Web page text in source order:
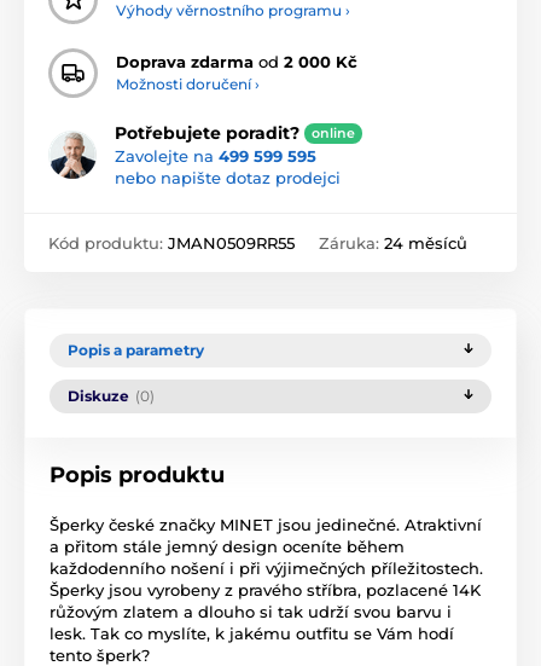
Výhody věrnostního programu ›
Doprava zdarma od 2 000 Kč
Možnosti doručení ›
Potřebujete poradit? online
Zavolejte na 499 599 595
nebo napište dotaz prodejci
Kód produktu: JMAN0509RR55 Záruka: 24 měsíců
Popis a parametry
Diskuze (0)
Popis produktu
Šperky české značky MINET jsou jedinečné. Atraktivní
a přitom stále jemný design oceníte během
každodenního nošení i při výjimečných příležitostech.
Šperky jsou vyrobeny z pravého stříbra, pozlacené 14K
růžovým zlatem a dlouho si tak udrží svou barvu i
lesk. Tak co myslíte, k jakému outfitu se Vám hodí
tento šperk?